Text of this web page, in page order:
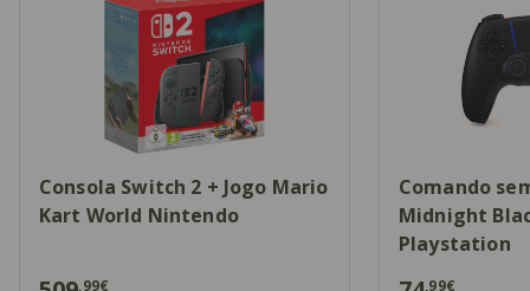
Consola Switch 2 + Jogo Mario
Kart World Nintendo
,99€
Comando
Midnight
Playstation
,99€